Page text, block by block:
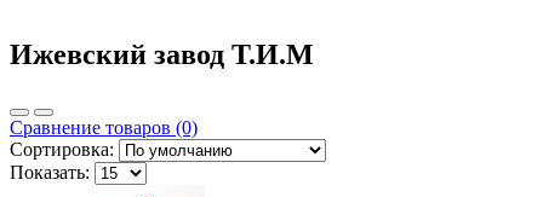
Ижевский завод Т.И.М
Сравнение товаров (0)
Сортировка:
Показать: